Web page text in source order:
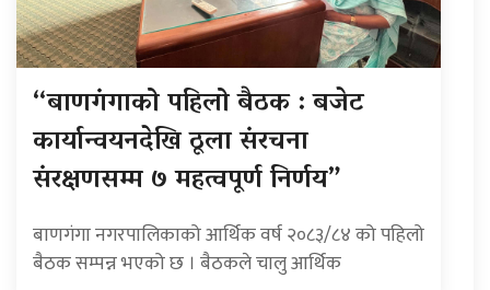
“बाणगंगाको पहिलो बैठक : बजेट
कार्यान्वयनदेखि ठूला संरचना
संरक्षणसम्म ७ महत्वपूर्ण निर्णय”
बाणगंगा नगरपालिकाको आर्थिक वर्ष २०८३/८४ को पहिलो
बैठक सम्पन्न भएको छ । बैठकले चालु आर्थिक